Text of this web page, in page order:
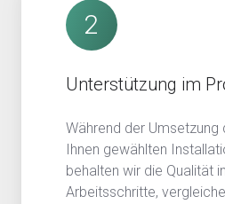
2
Unterstützung im
Während der Umsetzung
Ihnen gewählten
behalten wir die Qualität
Arbeitsschritte,